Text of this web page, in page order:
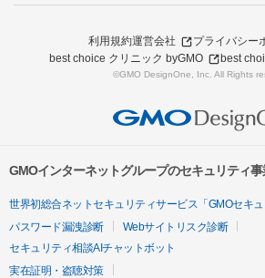
利用規約運営会社
プライバシー
best choice クリニック byGMO
best
©GMO DesignOne, Inc. All Rights
GMOインターネットグループのセキュリティ
世界初総合ネットセキュリティサービス「GMOセキュ
パスワード漏洩診断
Webサイトリスク診断
セキュリティ相談AIチャットボット
実在証明・盗聴対策